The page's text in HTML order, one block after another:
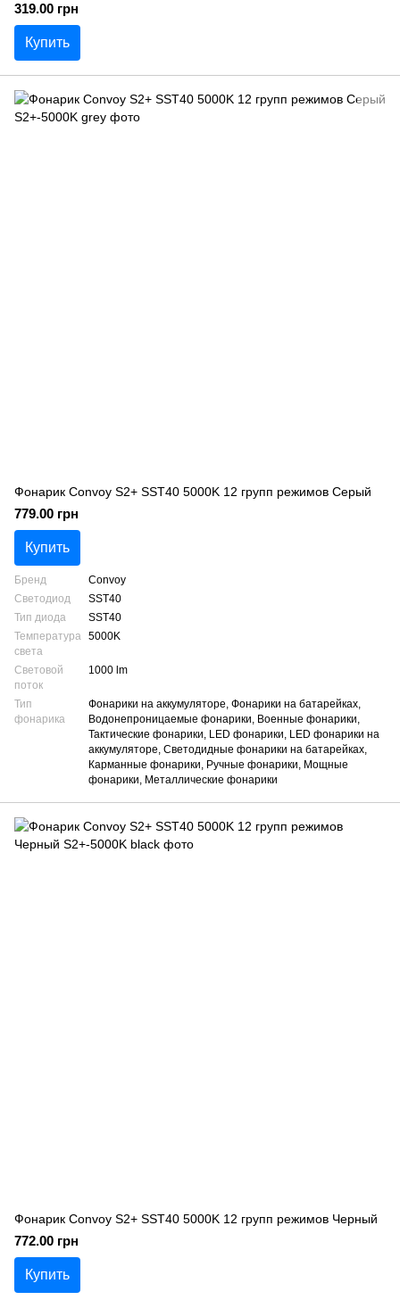
319.00 грн
Купить
Фонарик Convoy S2+ SST40 5000K 12 групп режимов Серый
779.00 грн
Купить
Бренд
Convoy
Светодиод
SST40
Тип диода
SST40
Температура
света
5000K
Световой
поток
1000 lm
Тип
фонарика
Фонарики на аккумуляторе, Фонарики на батарейках,
Водонепроницаемые фонарики, Военные фонарики,
Тактические фонарики, LED фонарики, LED фонарики на
аккумуляторе, Светодидные фонарики на батарейках,
Карманные фонарики, Ручные фонарики, Мощные
фонарики, Металлические фонарики
Фонарик Convoy S2+ SST40 5000K 12 групп режимов Черный
772.00 грн
Купить